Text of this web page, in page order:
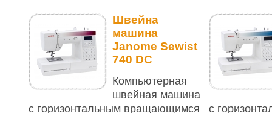
Швейна
машина
Janome Sewist
740 DC
Компьютерная
швейная машина
с горизонтальным вращающимся
с